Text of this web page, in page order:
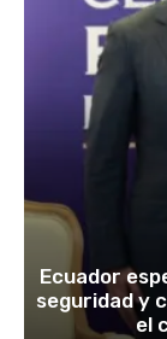
Ecuador
seguridad y
el